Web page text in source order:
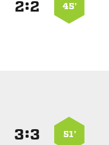
45’
:
51’
: